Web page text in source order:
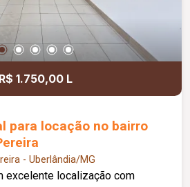
R$ 1.750,00 L
para locação no bairro
- Uberlândia/MG
excelente localização com